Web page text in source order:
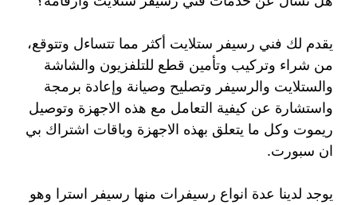
يقدم لك فني رسيفر ستلايت أكثر مما تتساءل وتتوقع،
من شراء وتركيب وتأمين قطع للتلفزيون والشاشة
والستلايت والرسيفر وتصليح وصيانة وإعادة برمجة
واستشارة عن كيفية التعامل مع هذه الاجهزة وتوصيل
ريموت وكل ما يتعلق بهذه الاجهزة وباقات اشتراك بي
ان سبورت.
يوجد لدينا عدة انواع رسيفرات منها رسيفر استرا وهو